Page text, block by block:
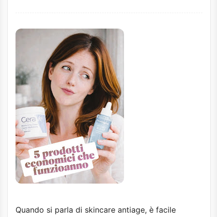
Quando si parla di skincare antiage, è facile